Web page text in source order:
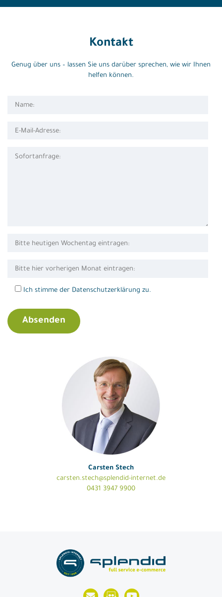
Kontakt
Genug über uns – lassen Sie uns darüber sprechen, wie wir Ihnen
helfen können.
Ich stimme der Datenschutzerklärung zu.
Carsten Stech
carsten.stech@splendid-internet.de
0431 3947 9900